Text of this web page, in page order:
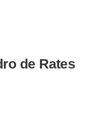
de Rates